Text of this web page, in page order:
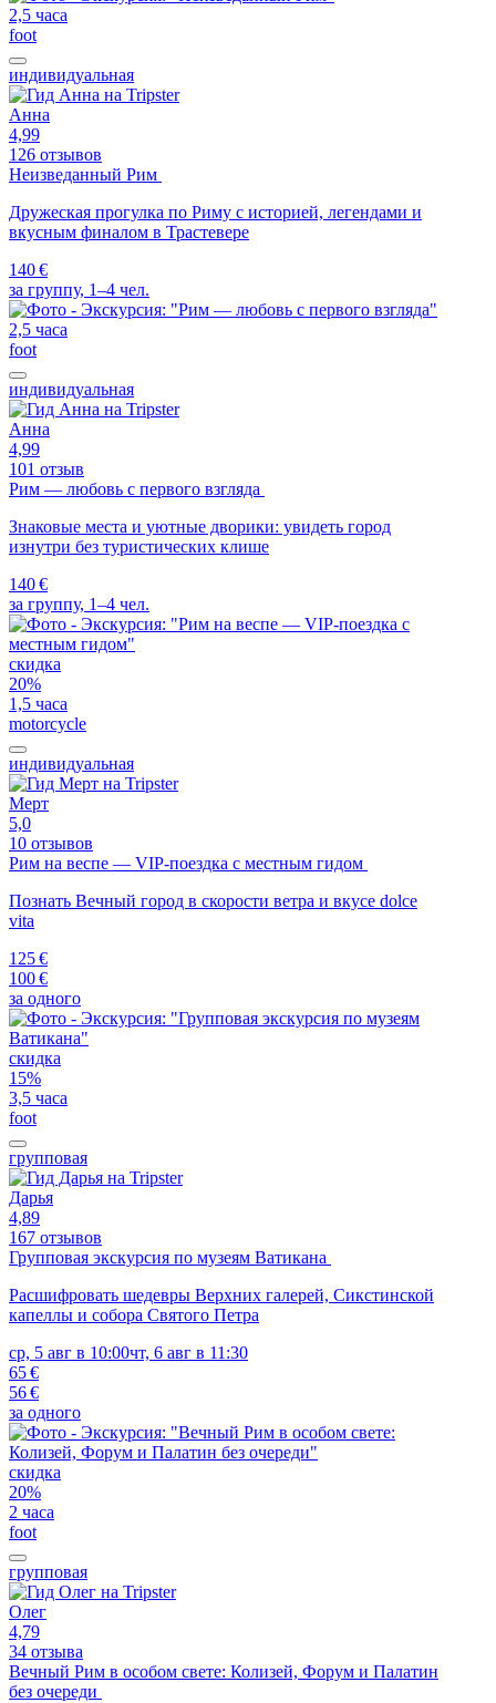
2,5 часа
foot
индивидуальная
Анна
4,99
126 отзывов
Неизведанный Рим
Дружеская прогулка по Риму с историей, легендами и
вкусным финалом в Трастевере
140 €
за группу, 1–4 чел.
2,5 часа
foot
индивидуальная
Анна
4,99
101 отзыв
Рим — любовь с первого взгляда
Знаковые места и уютные дворики: увидеть город
изнутри без туристических клише
140 €
за группу, 1–4 чел.
скидка
20%
1,5 часа
motorcycle
индивидуальная
Мерт
5,0
10 отзывов
Рим на веспе — VIP-поездка с местным гидом
Познать Вечный город в скорости ветра и вкусе dolce
vita
125 €
100 €
за одного
скидка
15%
3,5 часа
foot
групповая
Дарья
4,89
167 отзывов
Групповая экскурсия по музеям Ватикана
Расшифровать шедевры Верхних галерей, Сикстинской
капеллы и собора Святого Петра
ср, 5 авг в 10:00чт, 6 авг в 11:30
65 €
56 €
за одного
скидка
20%
2 часа
foot
групповая
Олег
4,79
34 отзыва
Вечный Рим в особом свете: Колизей, Форум и Палатин
без очереди